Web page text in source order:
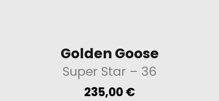
Golden Goose
Super Star – 36
235,00€